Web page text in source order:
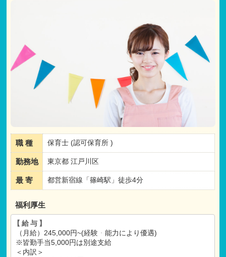
職 種 保育士 (認可保育所 )
勤務地 東京都 江戸川区
最 寄 都営新宿線「篠崎駅」徒歩4分
福利厚生
【給与】
（月給）245,000円~(経験・ 能力により優遇)
※皆勤手当5,000円は別途支給
＜内訳＞